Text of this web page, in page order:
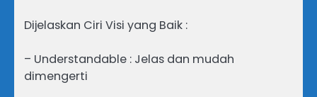
Dijelaskan Ciri Visi yang Baik :
– Understandable : Jelas dan mudah
dimengerti